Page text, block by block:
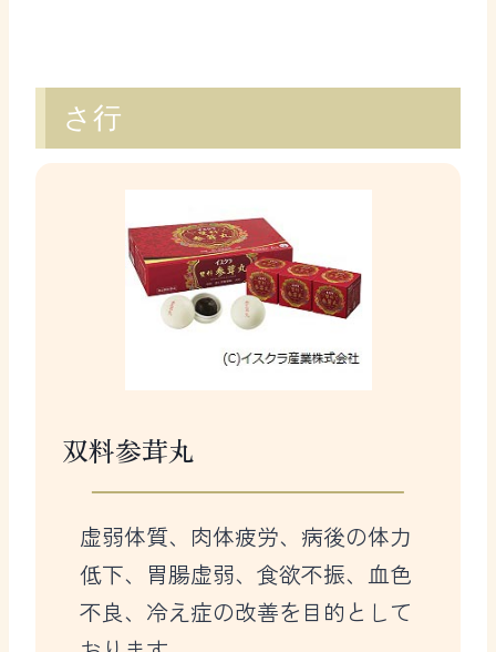
さ行
双料参茸丸
虚弱体質、肉体疲労、病後の体力
低下、胃腸虚弱、食欲不振、血色
不良、冷え症の改善を目的として